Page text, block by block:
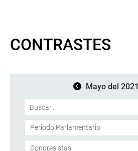
CONTRASTES
Mayo del 2021